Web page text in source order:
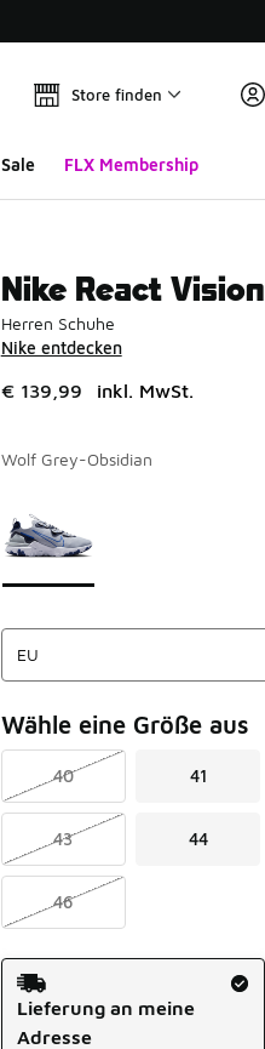
Store finden
Sale FLX Membership
Nike React Vision
Herren Schuhe
Nike entdecken
€ 139,99 inkl. MwSt.
Wolf Grey-Obsidian
Wähle eine Größe aus
40 41
43 44
46
Versandart
Lieferung an meine
Adresse